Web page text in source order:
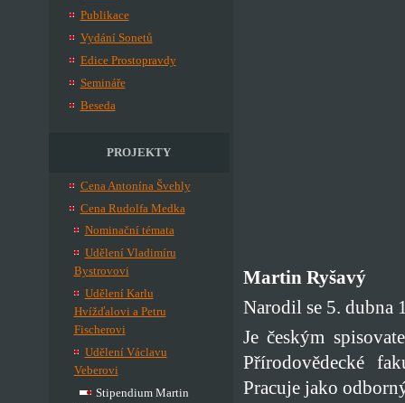
Publikace
Vydání Sonetů
Edice Prostopravdy
Semináře
Beseda
PROJEKTY
Cena Antonína Švehly
Cena Rudolfa Medka
Nominační témata
Udělení Vladimíru
Bystrovovi
Udělení Karlu
Hvížďalovi a Petru
Fischerovi
Udělení Václavu
Veberovi
Stipendium Martin
Martin Ryšavý
Narodil se 5. dubna
Je českým
Přírodovědecké
Pracuje jako